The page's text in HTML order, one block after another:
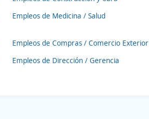
Empleos de Medicina / Salud
Empleos de Compras / Comercio Exterior
Empleos de Dirección / Gerencia